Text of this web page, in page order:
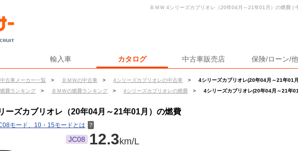
輸入車 カタログ 中古車販売店 保険/ローン/他
中古車メーカー一覧 > ＢＭＷの中古車 > 4シリーズカブリオレの中古車 >
4シリーズカブリオレ(20年04月～21年01
燃費ランキング > ＢＭＷの燃費ランキング > 4シリーズカブリオレの燃費 > 4シリーズカブリオレ(20年04月～21年
ＢＭＷ 4シリーズカブリオレ（20年04月～21年01月）の燃費 |
ーズカブリオレ（20年04月～21年01月）の燃費
モード、10・15モードとは ？
JC08 12.3km/L